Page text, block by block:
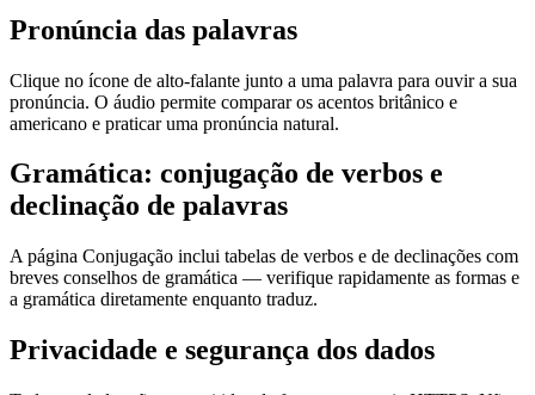
Pronúncia das palavras
Clique no ícone de alto-falante junto a uma palavra para ouvir a sua
pronúncia. O áudio permite comparar os acentos britânico e
americano e praticar uma pronúncia natural.
Gramática: conjugação de verbos e
declinação de palavras
A página Conjugação inclui tabelas de verbos e de declinações com
breves conselhos de gramática — verifique rapidamente as formas e
a gramática diretamente enquanto traduz.
Privacidade e segurança dos dados